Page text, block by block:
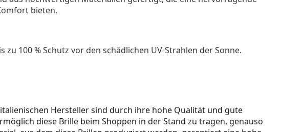
bieten.
zu 100 % Schutz vor den schädlichen UV-Strahlen der Sonne.
italienischen Hersteller sind durch ihre hohe Qualität und gute
diese Brille beim Shoppen in der Stand zu tragen, genauso